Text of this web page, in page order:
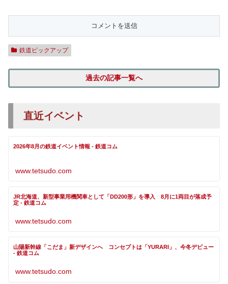
鉄道ピックアップ
過去の記事一覧へ
直近イベント
2026年8月の鉄道イベント情報 - 鉄道コム
www.tetsudo.com
JR北海道、新型事業用機関車として「DD200形」を導入 8月に1両目が落成予
定 - 鉄道コム
www.tetsudo.com
山陽新幹線「こだま」新デザインへ コンセプトは「YURARI」、今冬デビュー
- 鉄道コム
www.tetsudo.com